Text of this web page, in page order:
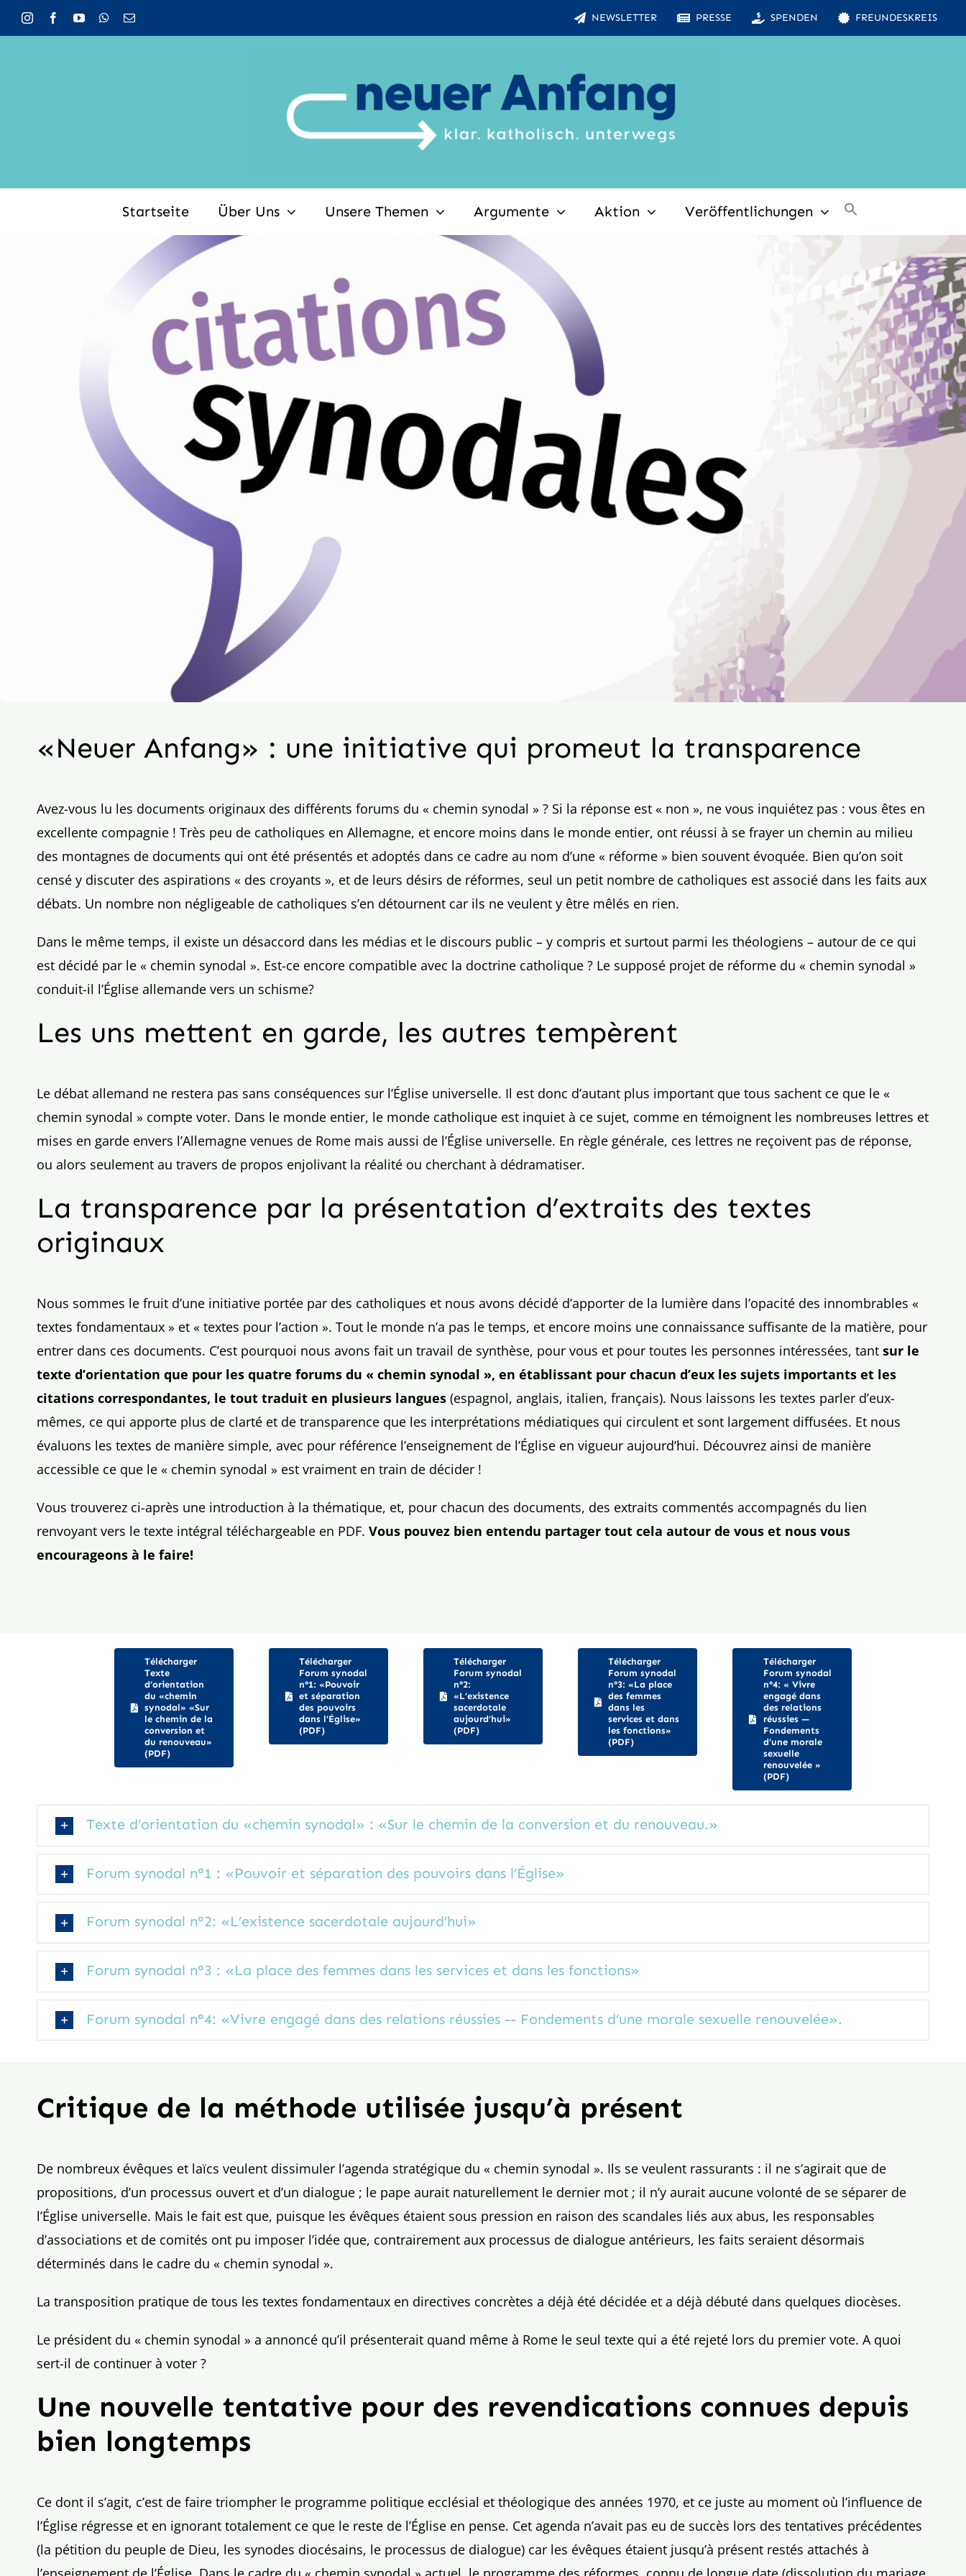
Zum
Inhalt
NEWSLETTER PRESSE SPENDEN FREUNDESKREIS
Startseite Über Uns Unsere Themen Argumente Aktion Veröffentlichungen
«Neuer Anfang» : une initiative qui promeut la transparence
Avez-vous lu les documents originaux des différents forums du « chemin synodal » ? Si la réponse est « non », ne vous inquiétez pas : vous êtes en
excellente compagnie ! Très peu de catholiques en Allemagne, et encore moins dans le monde entier, ont réussi à se frayer un chemin au milieu
des montagnes de documents qui ont été présentés et adoptés dans ce cadre au nom d’une « réforme » bien souvent évoquée. Bien qu’on soit
censé y discuter des aspirations « des croyants », et de leurs désirs de réformes, seul un petit nombre de catholiques est associé dans les faits aux
débats. Un nombre non négligeable de catholiques s’en détournent car ils ne veulent y être mêlés en rien.
Dans le même temps, il existe un désaccord dans les médias et le discours public – y compris et surtout parmi les théologiens – autour de ce qui
est décidé par le « chemin synodal ». Est-ce encore compatible avec la doctrine catholique ? Le supposé projet de réforme du « chemin synodal »
conduit-il l’Église allemande vers un schisme?
Les uns mettent en garde, les autres tempèrent
Le débat allemand ne restera pas sans conséquences sur l’Église universelle. Il est donc d’autant plus important que tous sachent ce que le «
chemin synodal » compte voter. Dans le monde entier, le monde catholique est inquiet à ce sujet, comme en témoignent les nombreuses lettres et
mises en garde envers l’Allemagne venues de Rome mais aussi de l’Église universelle. En règle générale, ces lettres ne reçoivent pas de réponse,
ou alors seulement au travers de propos enjolivant la réalité ou cherchant à dédramatiser.
La transparence par la présentation d’extraits des textes
originaux
Nous sommes le fruit d’une initiative portée par des catholiques et nous avons décidé d’apporter de la lumière dans l’opacité des innombrables «
textes fondamentaux » et « textes pour l’action ». Tout le monde n’a pas le temps, et encore moins une connaissance suffisante de la matière, pour
entrer dans ces documents. C’est pourquoi nous avons fait un travail de synthèse, pour vous et pour toutes les personnes intéressées, tantsur le
texte d’orientation que pour les quatre forums du « chemin synodal », en établissant pour chacun d’eux les sujets importants et les
citations correspondantes, le tout traduit en plusieurs langues (espagnol, anglais, italien, français). Nous laissons les textes parler d’eux-
mêmes, ce qui apporte plus de clarté et de transparence que les interprétations médiatiques qui circulent et sont largement diffusées. Et nous
évaluons les textes de manière simple, avec pour référence l’enseignement de l’Église en vigueur aujourd’hui. Découvrez ainsi de manière
accessible ce que le « chemin synodal » est vraiment en train de décider !
Vous trouverez ci-après une introduction à la thématique, et, pour chacun des documents, des extraits commentés accompagnés du lien
renvoyant vers le texte intégral téléchargeable en PDF.Vous pouvez bien entendu partager tout cela autour de vous et nous vous
encourageons à le faire!
Télécharger
Texte
d’orientation
du «chemin
synodal» «Sur
le chemin de la
conversion et
du renouveau»
(PDF)
Télécharger
Forum synodal
n°1: «Pouvoir
et séparation
des pouvoirs
dans l’Église»
(PDF)
Télécharger
Forum synodal
n°2:
«L’existence
sacerdotale
aujourd’hui»
(PDF)
Télécharger
Forum synodal
n°3: «La place
des femmes
dans les
services et dans
les fonctions»
(PDF)
Télécharger
Forum synodal
n°4: « Vivre
engagé dans
des relations
réussies —
Fondements
d’une morale
sexuelle
renouvelée »
(PDF)
Texte d’orientation du «chemin synodal» : «Sur le chemin de la conversion et du renouveau.»
Forum synodal n°1 : «Pouvoir et séparation des pouvoirs dans l’Église»
Forum synodal n°2: «L’existence sacerdotale aujourd’hui»
Forum synodal n°3 : «La place des femmes dans les services et dans les fonctions»
Forum synodal n°4: «Vivre engagé dans des relations réussies -- Fondements d’une morale sexuelle renouvelée».
Critique de la méthode utilisée jusqu’à présent
De nombreux évêques et laïcs veulent dissimuler l’agenda stratégique du « chemin synodal ». Ils se veulent rassurants : il ne s’agirait que de
propositions, d’un processus ouvert et d’un dialogue ; le pape aurait naturellement le dernier mot ; il n’y aurait aucune volonté de se séparer de
l’Église universelle. Mais le fait est que, puisque les évêques étaient sous pression en raison des scandales liés aux abus, les responsables
d’associations et de comités ont pu imposer l’idée que, contrairement aux processus de dialogue antérieurs, les faits seraient désormais
déterminés dans le cadre du « chemin synodal ».
La transposition pratique de tous les textes fondamentaux en directives concrètes a déjà été décidée et a déjà débuté dans quelques diocèses.
Le président du « chemin synodal » a annoncé qu’il présenterait quand même à Rome le seul texte qui a été rejeté lors du premier vote. A quoi
sert-il de continuer à voter ?
Une nouvelle tentative pour des revendications connues depuis
bien longtemps
Ce dont il s’agit, c’est de faire triompher le programme politique ecclésial et théologique des années 1970, et ce juste au moment où l’influence de
l’Église régresse et en ignorant totalement ce que le reste de l’Église en pense. Cet agenda n’avait pas eu de succès lors des tentatives précédentes
(la pétition du peuple de Dieu, les synodes diocésains, le processus de dialogue) car les évêques étaient jusqu’à présent restés attachés à